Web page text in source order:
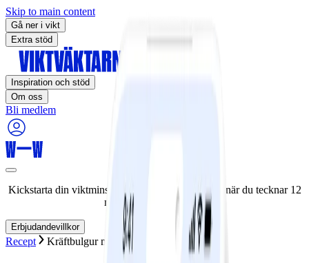
Skip to main content
Gå ner i vikt
Extra stöd
Inspiration och stöd
Om oss
Bli medlem
Kickstarta din viktminskningsresa nu! Spara 50% när du tecknar 12
månaders medlemskap.
Erbjudandevillkor
Recept Kräftbulgur med apelsin och avokado